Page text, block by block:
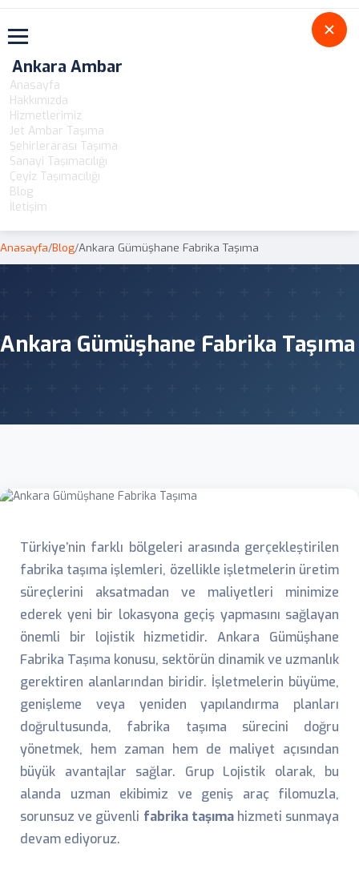
Toggle navigation
Ankara Ambar
Anasayfa
Hakkımızda
Hizmetlerimiz
Jet Ambar Taşıma
Şehirlerarası Taşıma
Sanayi Taşımacılığı
Çeyiz Taşımacılığı
Blog
İletişim
Anasayfa/Blog/Ankara Gümüşhane Fabrika Taşıma
Ankara Gümüşhane Fabrika Taşıma
Türkiye’nin farklı bölgeleri arasında gerçekleştirilen
fabrika taşıma işlemleri, özellikle işletmelerin üretim
süreçlerini aksatmadan ve maliyetleri minimize
ederek yeni bir lokasyona geçiş yapmasını sağlayan
önemli bir lojistik hizmetidir. Ankara Gümüşhane
Fabrika Taşıma konusu, sektörün dinamik ve uzmanlık
gerektiren alanlarından biridir. İşletmelerin büyüme,
genişleme veya yeniden yapılandırma planları
doğrultusunda, fabrika taşıma sürecini doğru
yönetmek, hem zaman hem de maliyet açısından
büyük avantajlar sağlar. Grup Lojistik olarak, bu
alanda uzman ekibimiz ve geniş araç filomuzla,
sorunsuz ve güvenli fabrika taşımahizmeti sunmaya
devam ediyoruz.